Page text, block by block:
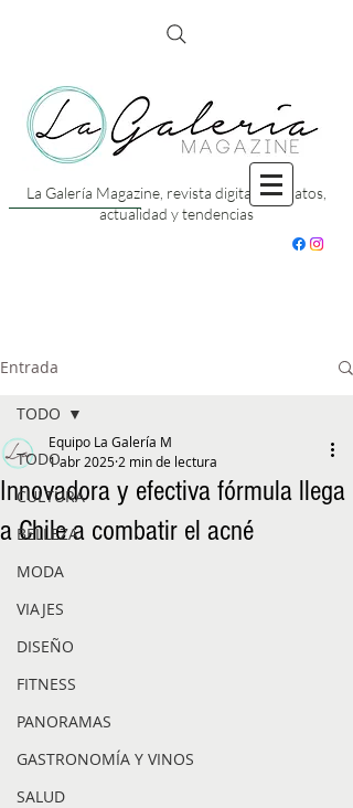
La Galería Magazine, revista digital con datos,
actualidad y tendencias
Entrada
TODO
CULTURA
BELLEZA
MODA
VIAJES
DISEÑO
FITNESS
PANORAMAS
GASTRONOMÍA Y VINOS
SALUD
TODO
Innovadora y efectiva fórmula llega
a Chile a combatir el acné
Equipo La Galería M
1 abr 2025 2 min de lectura